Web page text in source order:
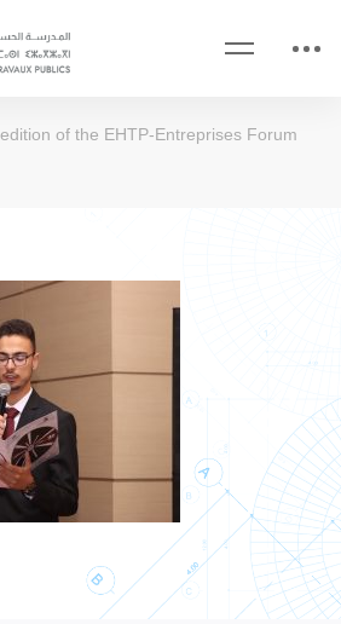
of the EHTP-Entreprises Forum